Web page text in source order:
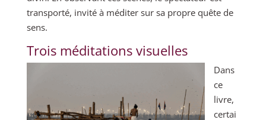
transporté, invité à méditer sur sa propre quête de
sens.
Trois méditations visuelles
Dans
ce
livre,
certai